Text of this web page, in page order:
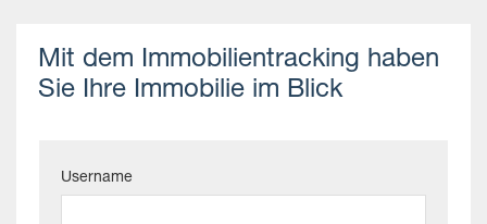
Mit dem Immobilientracking haben
Sie Ihre Immobilie im Blick
Username